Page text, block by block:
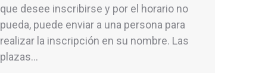
que desee inscribirse y por el horario no
pueda, puede enviar a una persona para
realizar la inscripción en su nombre. Las
plazas…